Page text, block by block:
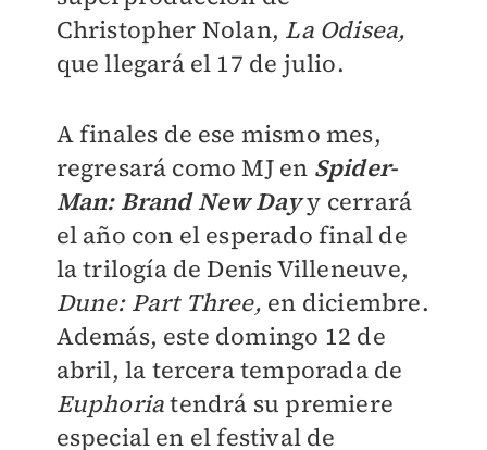
Christopher Nolan, La Odisea,
que llegará el 17 de julio.
A finales de ese mismo mes,
regresará como MJ en Spider-
Man: Brand New Dayy cerrará
el año con el esperado final de
la trilogía de Denis Villeneuve,
Dune: Part Three, en diciembre.
Además, este domingo 12 de
abril, la tercera temporada de
Euphoriatendrá su premiere
especial en el festival de